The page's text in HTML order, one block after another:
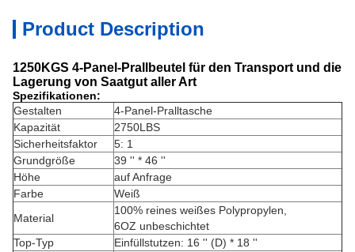
Product Description
1250KGS 4-Panel-Prallbeutel für den Transport und die
Lagerung von Saatgut aller Art
Spezifikationen:
Gestalten
4-Panel-Pralltasche
Kapazität
2750LBS
Sicherheitsfaktor
5: 1
Grundgröße
39 '' * 46 ''
Höhe
auf Anfrage
Farbe
Weiß
Material
100% reines weißes Polypropylen,
6OZ unbeschichtet
Top-Typ
Einfüllstutzen: 16 '' (D) * 18 ''